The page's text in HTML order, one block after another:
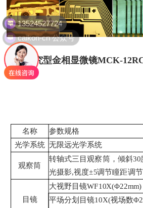
二、研究型金相显微镜MCK-
数：
名称
参数规格
光学系统 无限远光学系统
观察筒
转轴式三目观察筒，倾斜30
光摄影,视度±5调节瞳距调
目镜
大视野目镜WF10X(Φ22mm)
平场分划目镜10X(视场数
13524527724
caikon-cn 公众号